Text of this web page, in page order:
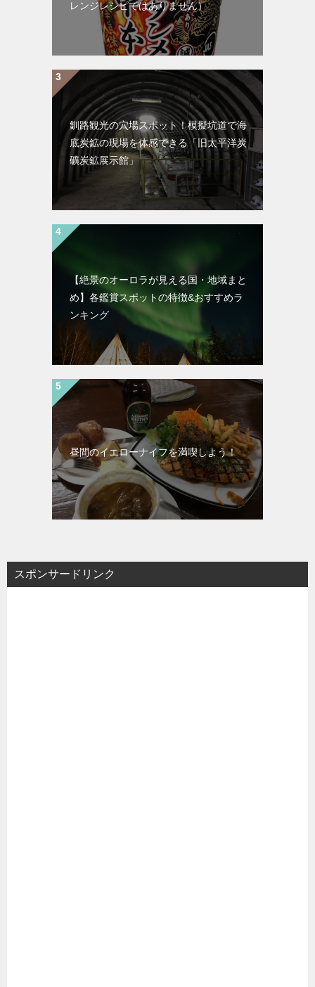
レンジレシピではありません）
釧路観光の穴場スポット！模擬坑道で海
底炭鉱の現場を体感できる「旧太平洋炭
礦炭鉱展示館」
【絶景のオーロラが見える国・地域まと
め】各鑑賞スポットの特徴&おすすめラ
ンキング
昼間のイエローナイフを満喫しよう！
スポンサードリンク